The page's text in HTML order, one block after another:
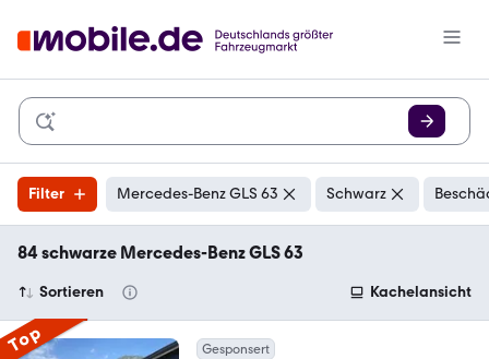
Filter Mercedes-Benz GLS 63 Schwarz
84 schwarze Mercedes-Benz GLS 63
Sortieren Kachelansicht
Top Gesponsert